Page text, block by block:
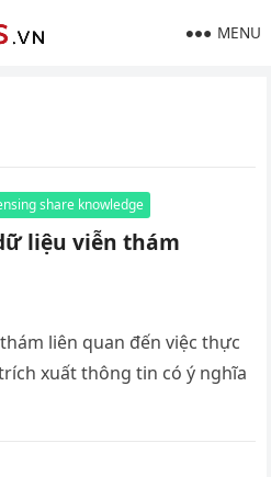
MENU
share knowledge
liệu viễn thám
liên quan đến việc thực
xuất thông tin có ý nghĩa